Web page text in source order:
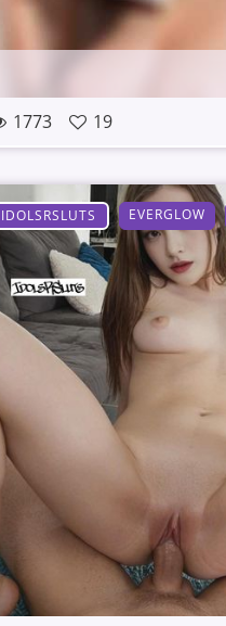
1773 19
IDOLSRSLUTS EVERGLOW